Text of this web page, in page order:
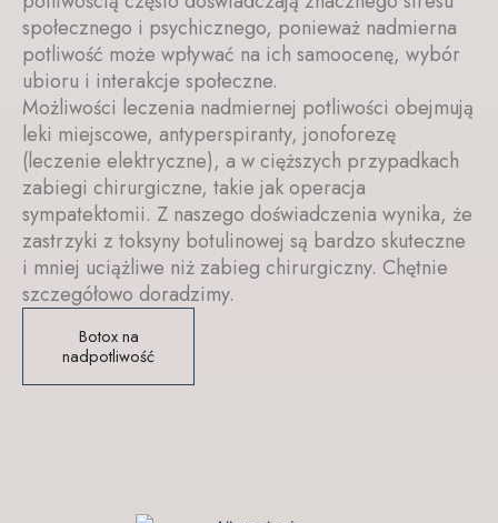
społecznego i psychicznego, ponieważ nadmierna
potliwość może wpływać na ich samoocenę, wybór
ubioru i interakcje społeczne.
Możliwości leczenia nadmiernej potliwości obejmują
leki miejscowe, antyperspiranty, jonoforezę
(leczenie elektryczne), a w cięższych przypadkach
zabiegi chirurgiczne, takie jak operacja
sympatektomii. Z naszego doświadczenia wynika, że
​​zastrzyki z toksyny botulinowej są bardzo skuteczne
i mniej uciążliwe niż zabieg chirurgiczny. Chętnie
szczegółowo doradzimy.
Botox na
nadpotliwość